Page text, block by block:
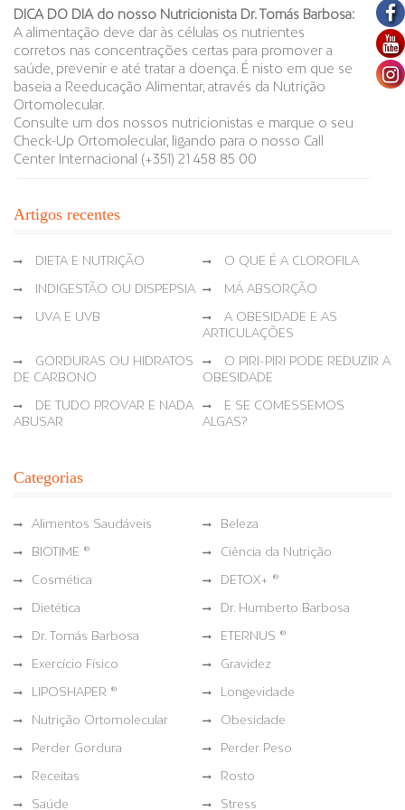
DICA DO DIA do nosso Nutricionista Dr. Tomás Barbosa:
A alimentação deve dar às células os nutrientes
corretos nas concentrações certas para promover a
saúde, prevenir e até tratar a doença. É nisto em que se
baseia a Reeducação Alimentar, através da Nutrição
Ortomolecular.
Consulte um dos nossos nutricionistas e marque o seu
Check-Up Ortomolecular, ligando para o nosso Call
Center Internacional (+351) 21 458 85 00
Artigos recentes
DIETA E NUTRIÇÃO O QUE É A CLOROFILA
INDIGESTÃO OU DISPEPSIA MÁ ABSORÇÃO
UVA E UVB
A OBESIDADE E AS
ARTICULAÇÕES
GORDURAS OU HIDRATOS
DE CARBONO
O PIRI-PIRI PODE REDUZIR A
OBESIDADE
DE TUDO PROVAR E NADA
ABUSAR
E SE COMESSEMOS
ALGAS?
Categorias
Alimentos Saudáveis Beleza
BIOTIME ® Ciência da Nutrição
Cosmética DETOX+ ®
Dietética Dr. Humberto Barbosa
Dr. Tomás Barbosa ETERNUS ®
Exercício Físico Gravidez
LIPOSHAPER ® Longevidade
Nutrição Ortomolecular Obesidade
Perder Gordura Perder Peso
Receitas Rosto
Saúde Stress